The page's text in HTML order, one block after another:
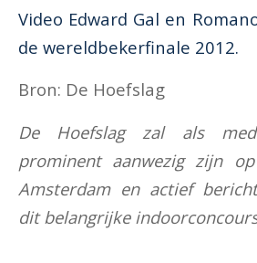
Video Edward Gal en
de wereldbekerfinale 2012.
Bron: De Hoefslag
De Hoefslag zal als
prominent aanwezig zijn op
Amsterdam en actief
dit belangrijke